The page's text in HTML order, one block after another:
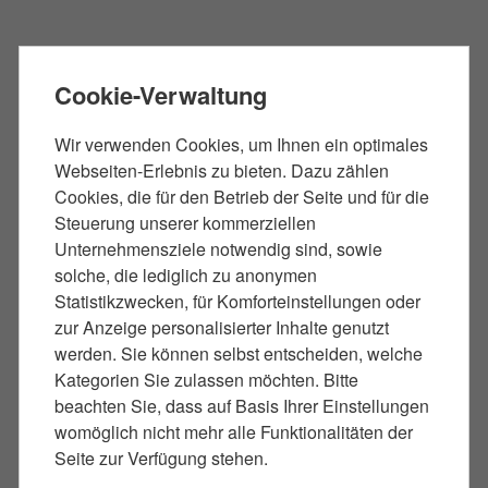
Entscheidung der
Staatsanwaltschaft
Nach Abschluss der Ermittlungen entscheidet die
Staatsanwaltschaft, ob das Verfahren eingestellt,
einStrafbefehlerlassen oder Anklage erhoben
wird. In Berlin erfolgt die Hauptverhandlung in der
Regel vor dem Amtsgericht Tiergarten oder dem
Landgericht Berlin. Ich prüfe für Sie, ob die
Voraussetzungen für einePflichtverteidigung
vorliegen und übernehme Ihre Vertretung engagiert
in allen Verfahrensabschnitten.
Cookie-Verwaltung
Wir verwenden Cookies, um Ihnen ein optimales
Webseiten-Erlebnis zu bieten. Dazu zählen
Cookies, die für den Betrieb der Seite und für die
Steuerung unserer kommerziellen
Unternehmensziele notwendig sind, sowie
solche, die lediglich zu anonymen
Statistikzwecken, für Komforteinstellungen oder
zur Anzeige personalisierter Inhalte genutzt
werden. Sie können selbst entscheiden, welche
Kategorien Sie zulassen möchten. Bitte
beachten Sie, dass auf Basis Ihrer Einstellungen
womöglich nicht mehr alle Funktionalitäten der
Seite zur Verfügung stehen.